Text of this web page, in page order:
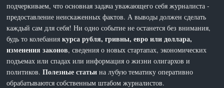
подчеркиваем, что основная задача уважающего себя журналиста -
предоставление неискаженных фактов. А выводы должен сделать
каждый сам для себя! Ни одно событие не останется без внимания,
будь то колебаниякурса рубля, гривны, евро или доллара,
изменения законов, сведения о новых стартапах, экономических
подъемах или спадах или информация о жизни олигархов и
политиков.Полезные статьи на лубую тематику оперативно
обрабатываются собственным штабом журналистов.